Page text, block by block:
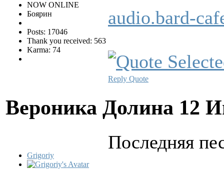
NOW ONLINE
Боярин
Posts: 17046
Thank you received: 563
Karma: 74
audio.bard-
Reply Quote
Вероника Долина 12
Grigoriy
Последняя